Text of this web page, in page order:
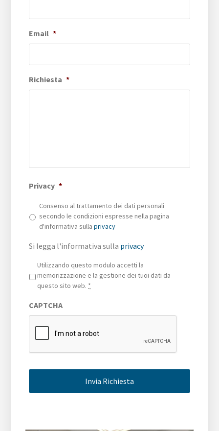
Email *
Richiesta *
Privacy *
Consenso al trattamento dei dati personali
secondo le condizioni espresse nella pagina
d'informativa sullaprivacy
Si legga l'informativa sulla privacy
Privacy *
Utilizzando questo modulo accetti la
memorizzazione e la gestione dei tuoi dati da
questo sito web. *
CAPTCHA